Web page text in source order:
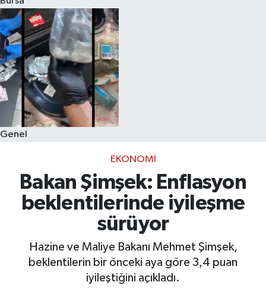
Genel
EKONOMI
Bakan Şimşek: Enflasyon
beklentilerinde iyileşme
sürüyor
Hazine ve Maliye Bakanı Mehmet Şimşek,
beklentilerin bir önceki aya göre 3,4 puan
iyileştiğini açıkladı.
Eğitim
Sağlık
Dünya
Magazin
Kültür & Sanat
Teknoloji
Genel